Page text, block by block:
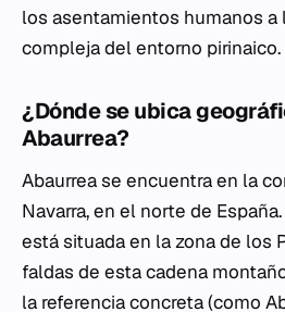
los asentamientos humanos a
compleja del entorno pirinaico.
¿Dónde se ubica
Abaurrea?
Abaurrea se encuentra en la
Navarra, en el norte de
está situada en la zona de los
faldas de esta cadena
la referencia concreta (como